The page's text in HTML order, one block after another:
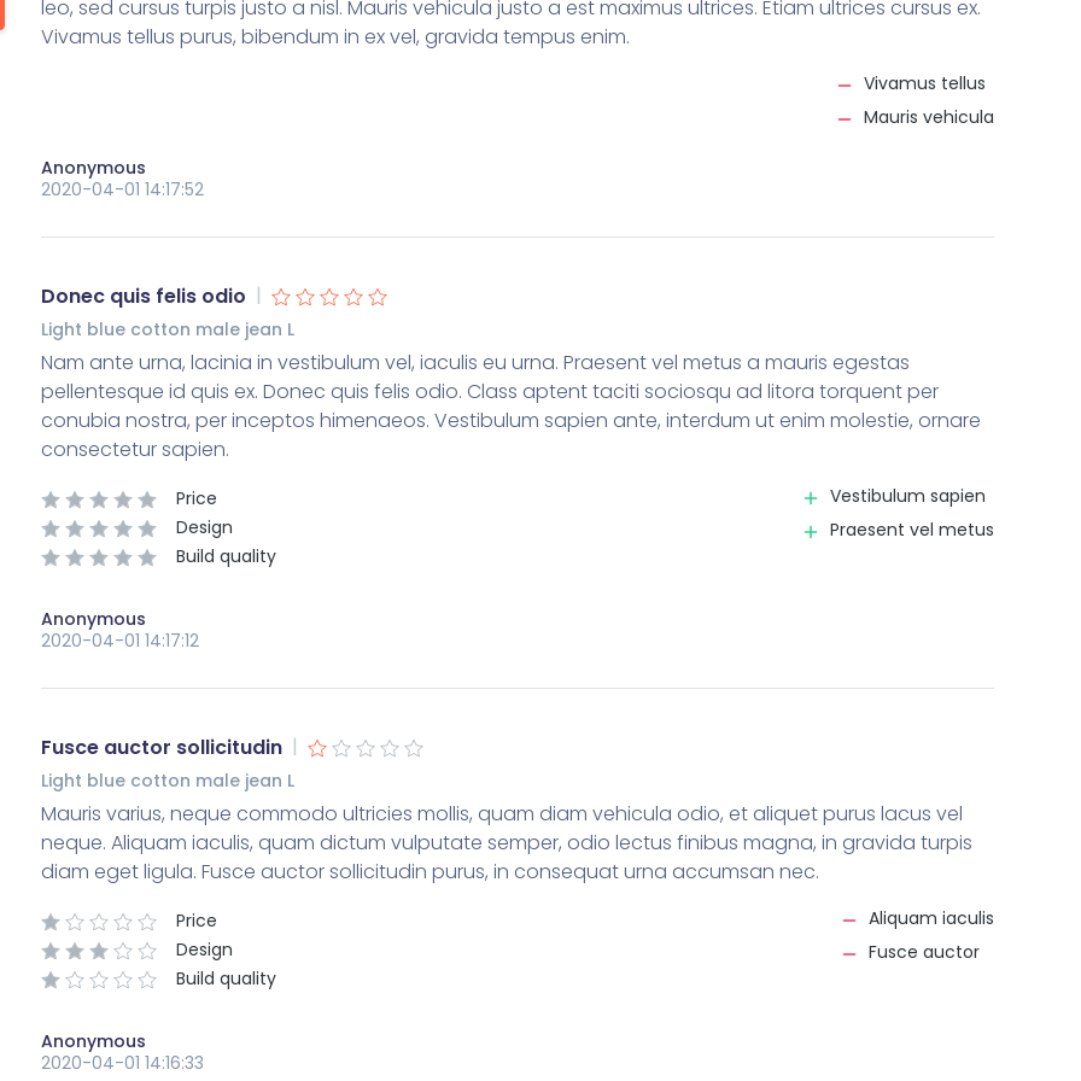
leo, sed cursus turpis justo a nisl. Mauris vehicula justo a est maximus ultrices. Etiam ultrices cursus ex.
Vivamus tellus purus, bibendum in ex vel, gravida tempus enim.
Vivamus tellus
Mauris vehicula
Anonymous
2020-04-01 14:17:52
Donec quis felis odio |
Light blue cotton male jean L
Nam ante urna, lacinia in vestibulum vel, iaculis eu urna. Praesent vel metus a mauris egestas
pellentesque id quis ex. Donec quis felis odio. Class aptent taciti sociosqu ad litora torquent per
conubia nostra, per inceptos himenaeos. Vestibulum sapien ante, interdum ut enim molestie, ornare
consectetur sapien.
Price
Design
Build quality
Vestibulum sapien
Praesent vel metus
Anonymous
2020-04-01 14:17:12
Fusce auctor sollicitudin |
Light blue cotton male jean L
Mauris varius, neque commodo ultricies mollis, quam diam vehicula odio, et aliquet purus lacus vel
neque. Aliquam iaculis, quam dictum vulputate semper, odio lectus finibus magna, in gravida turpis
diam eget ligula. Fusce auctor sollicitudin purus, in consequat urna accumsan nec.
Price
Design
Build quality
Aliquam iaculis
Fusce auctor
Anonymous
2020-04-01 14:16:33